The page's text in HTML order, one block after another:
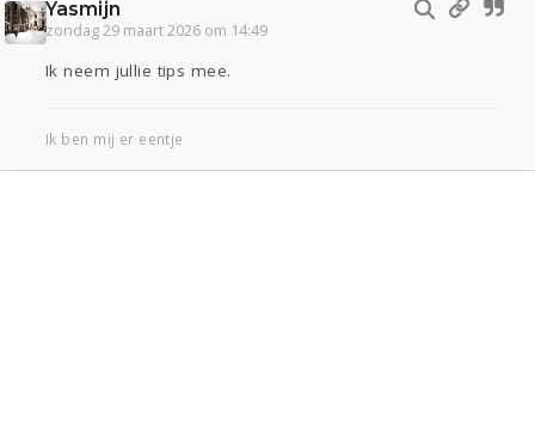
Yasmijn
zondag 29 maart 2026 om 14:49
Ik neem jullie tips mee.
Ik ben mij er eentje